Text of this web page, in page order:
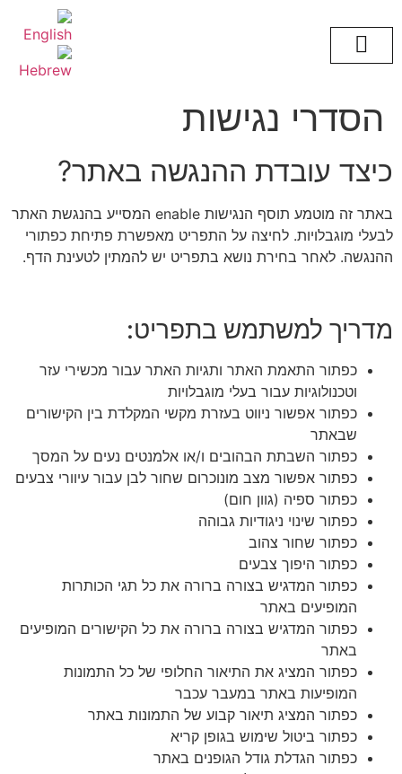
הסדרי נגישות
כיצד עובדת ההנגשה באתר?
באתר זה מוטמע תוסף הנגישות enable המסייע בהנגשת האתר
לבעלי מוגבלויות. לחיצה על התפריט מאפשרת פתיחת כפתורי
ההנגשה. לאחר בחירת נושא בתפריט יש להמתין לטעינת הדף.
מדריך למשתמש בתפריט:
כפתור התאמת האתר ותגיות האתר עבור מכשירי עזר
וטכנולוגיות עבור בעלי מוגבלויות
כפתור אפשור ניווט בעזרת מקשי המקלדת בין הקישורים
שבאתר
כפתור השבתת הבהובים ו/או אלמנטים נעים על המסך
כפתור אפשור מצב מונוכרום שחור לבן עבור עיוורי צבעים
כפתור ספיה (גוון חום)
כפתור שינוי ניגודיות גבוהה
כפתור שחור צהוב
כפתור היפוך צבעים
כפתור המדגיש בצורה ברורה את כל תגי הכותרות
המופיעים באתר
כפתור המדגיש בצורה ברורה את כל הקישורים המופיעים
באתר
כפתור המציג את התיאור החלופי של כל התמונות
המופיעות באתר במעבר עכבר
כפתור המציג תיאור קבוע של התמונות באתר
כפתור ביטול שימוש בגופן קריא
כפתור הגדלת גודל הגופנים באתר